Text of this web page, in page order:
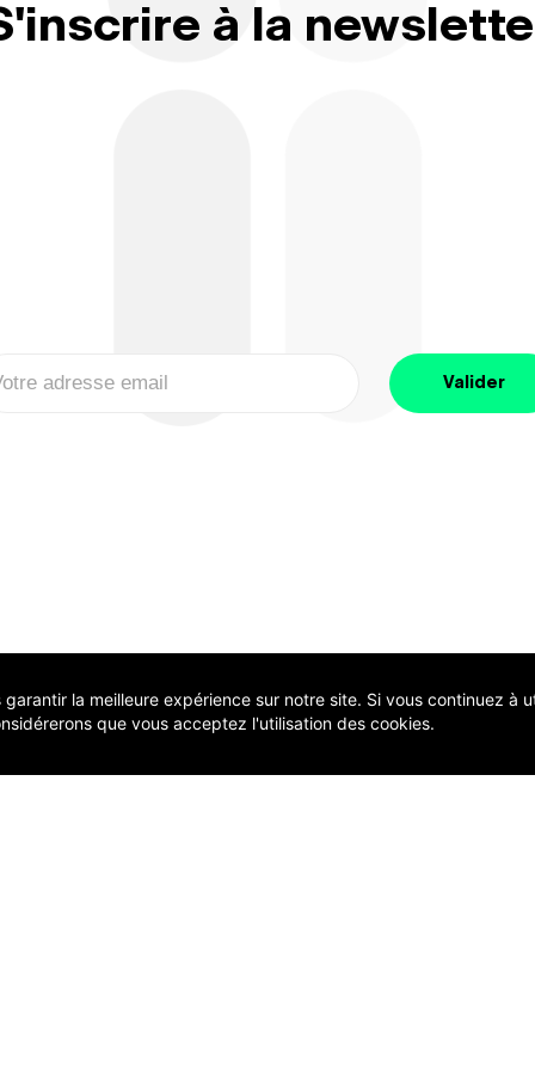
à la
la meilleure expérience sur notre site. Si vous continuez à
que vous acceptez l'utilisation des cookies.